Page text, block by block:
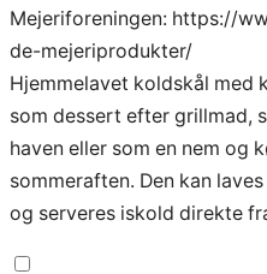
Mejeriforeningen: https://
de-mejeriprodukter/
Hjemmelavet koldskål med
som dessert efter grillmad,
haven eller som en nem og
sommeraften. Den kan
og serveres iskold direkte